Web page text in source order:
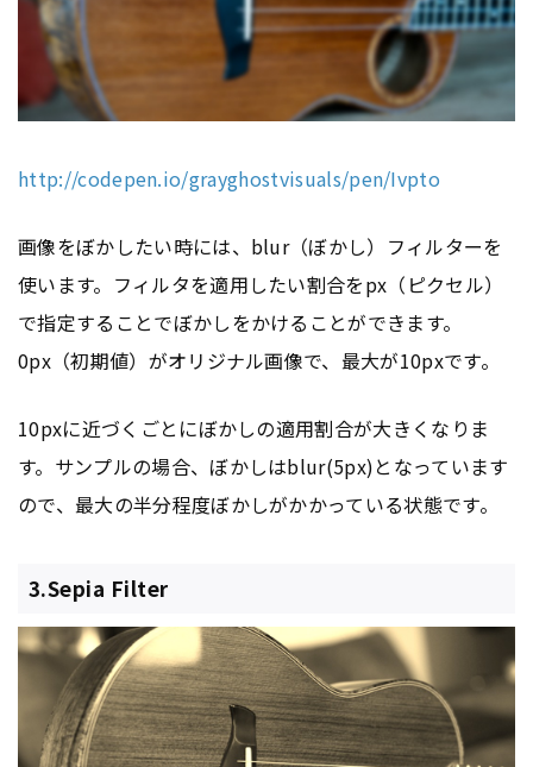
http://codepen.io/grayghostvisuals/pen/Ivpto
画像をぼかしたい時には、blur（ぼかし）フィルターを
使います。フィルタを適用したい割合をpx（ピクセル）
で指定することでぼかしをかけることができます。
0px（初期値）がオリジナル画像で、最大が10pxです。
10pxに近づくごとにぼかしの適用割合が大きくなりま
す。サンプルの場合、ぼかしはblur(5px)となっています
ので、最大の半分程度ぼかしがかかっている状態です。
3.Sepia Filter